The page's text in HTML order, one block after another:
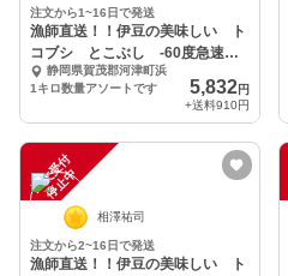
注文から1~16日で発送
漁師直送！！伊豆の美味しい ト
コブシ とこぶし -60度急速冷
凍品静岡県賀茂郡河津町浜
1キロ数量アソートです
5,832円
+送料910円
注
文
受
付
停
止
中
相澤祐司
注文から2~16日で発送
漁師直送！！伊豆の美味しい ト